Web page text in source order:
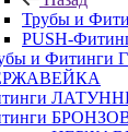
Трубы и
PUSH-
и